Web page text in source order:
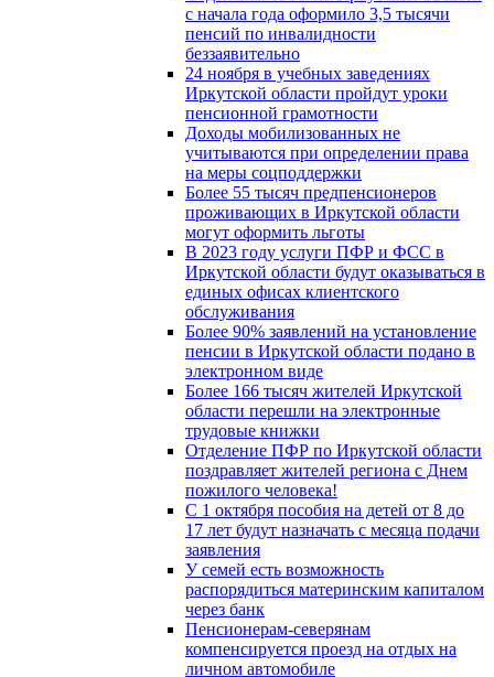
с начала года оформило 3,5 тысячи
пенсий по инвалидности
беззаявительно
24 ноября в учебных заведениях
Иркутской области пройдут уроки
пенсионной грамотности
Доходы мобилизованных не
учитываются при определении права
на меры соцподдержки
Более 55 тысяч предпенсионеров
проживающих в Иркутской области
могут оформить льготы
В 2023 году услуги ПФР и ФСС в
Иркутской области будут оказываться в
единых офисах клиентского
обслуживания
Более 90% заявлений на установление
пенсии в Иркутской области подано в
электронном виде
Более 166 тысяч жителей Иркутской
области перешли на электронные
трудовые книжки
Отделение ПФР по Иркутской области
поздравляет жителей региона с Днем
пожилого человека!
С 1 октября пособия на детей от 8 до
17 лет будут назначать с месяца подачи
заявления
У семей есть возможность
распорядиться материнским капиталом
через банк
Пенсионерам-северянам
компенсируется проезд на отдых на
личном автомобиле